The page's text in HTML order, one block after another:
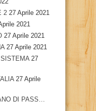
2 27 Aprile 2021
2021
27 Aprile 2021
27 Aprile 2021
27
27 Aprile
DI PASS…